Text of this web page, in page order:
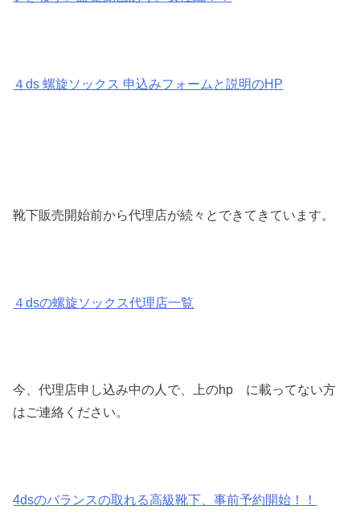
４ds 螺旋ソックス 申込みフォームと説明のHP
靴下販売開始前から代理店が続々とできてきています。
４dsの螺旋ソックス代理店一覧
今、代理店申し込み中の人で、上のhp に載ってない方
はご連絡ください。
4dsのバランスの取れる高級靴下、事前予約開始！！